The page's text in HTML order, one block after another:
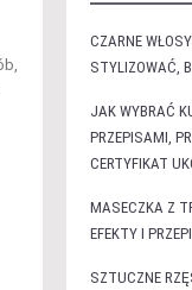
CZARNE
STYLIZOWAĆ,
JAK WYBRAĆ
PRZEPISAMI,
CERTYFIKAT
MASECZKA Z
EFEKTY I
SZTUCZNE